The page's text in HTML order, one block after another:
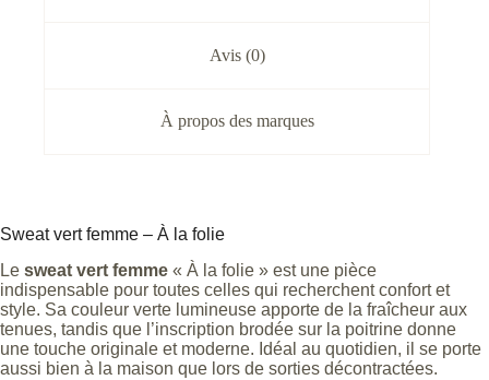
Avis (0)
À propos des marques
Sweat vert femme – À la folie
Le sweat vert femme « À la folie » est une pièce
indispensable pour toutes celles qui recherchent confort et
style. Sa couleur verte lumineuse apporte de la fraîcheur aux
tenues, tandis que l’inscription brodée sur la poitrine donne
une touche originale et moderne. Idéal au quotidien, il se porte
aussi bien à la maison que lors de sorties décontractées.